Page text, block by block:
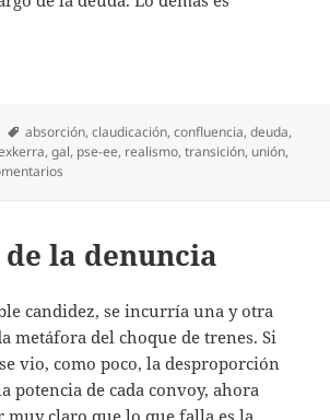
Etiquetas
absorción,claudicación,confluencia,deuda,
,gal, pse-ee, realismo,transición, unión,
la denuncia
candidez, se incurría una y otra
metáfora del choque de trenes. Si
vio, como poco, la desproporción
potencia de cada convoy, ahora
muy claro que lo que falla es la